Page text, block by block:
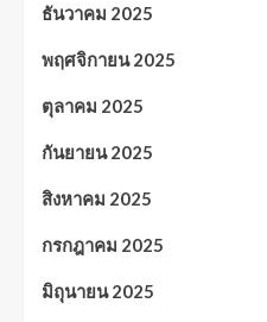
ธันวาคม 2025
พฤศจิกายน 2025
ตุลาคม 2025
กันยายน 2025
สิงหาคม 2025
กรกฎาคม 2025
มิถุนายน 2025